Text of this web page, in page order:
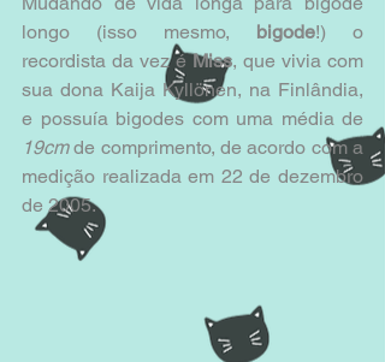
longo (isso mesmo, bigode!) o
recordista da vez é Miss, que vivia com
sua dona Kaija Kyllönen, na Finlândia,
19cm de comprimento, de acordo com a
medição realizada em 22 de dezembro
de 2005.